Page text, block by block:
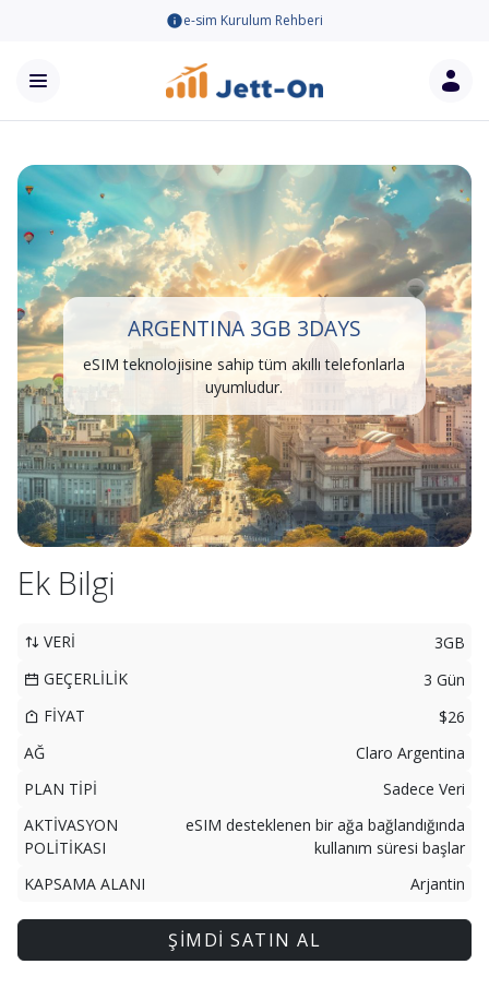
e-sim Kurulum Rehberi
ARGENTINA 3GB 3DAYS
eSIM teknolojisine sahip tüm akıllı telefonlarla
uyumludur.
Ek Bilgi
VERİ
3GB
GEÇERLİLİK
3 Gün
FİYAT
$26
AĞ
Claro Argentina
PLAN TİPİ
Sadece Veri
AKTİVASYON
POLİTİKASI
eSIM desteklenen bir ağa bağlandığında
kullanım süresi başlar
KAPSAMA ALANI
Arjantin
ŞİMDİ SATIN AL